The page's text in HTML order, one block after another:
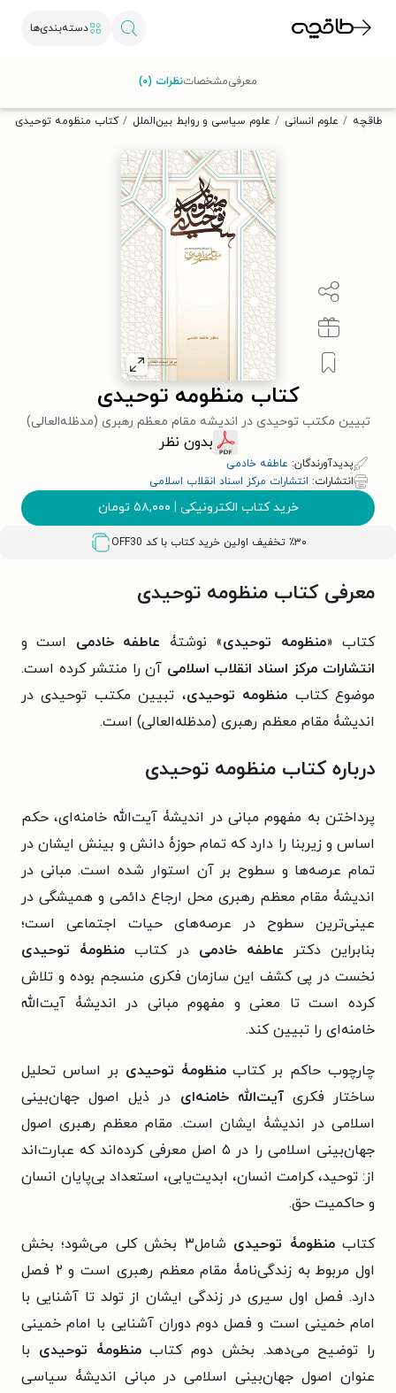
دسته‌بندی‌ها
تخفیف از طاقچه دریافت کن.
طاقچه علوم انسانی علوم سیاسی و روابط بین‌الملل کتاب منظومه توحیدی
کتاب منظومه توحیدی
تبیین مکتب توحیدی در اندیشه مقام معظم رهبری (مدظله‌العالی)
بدون نظر
پدیدآورندگان: عاطفه خادمی
انتشارات: انتشارات مرکز اسناد انقلاب اسلامی
خرید کتاب الکترونیکی | ۵۸,۰۰۰ تومان
٪۳۰ تخفیف اولین خرید کتاب با کد OFF30
معرفیمشخصاتنظرات (۰)
معرفی کتاب منظومه توحیدی
کتاب «منظومه توحیدی» نوشتۀ عاطفه خادمی است و
انتشارات مرکز اسناد انقلاب اسلامی آن را منتشر کرده است.
موضوع کتاب منظومه توحیدی، تبیین مکتب توحیدی در
اندیشۀ مقام معظم رهبری (مدظله‌العالی) است.
درباره کتاب منظومه توحیدی
پرداختن به مفهوم مبانی در اندیشۀ آیت‌الله خامنه‌ای، حکم
اساس و زیربنا را دارد که تمام حوزۀ دانش و بینش ایشان در
تمام عرصه‌ها و سطوح بر آن استوار شده است. مبانی در
اندیشۀ مقام معظم رهبری محل ارجاع دائمی و همیشگی در
عینی‌ترین سطوح در عرصه‌های حیات اجتماعی است؛
بنابراین دکتر عاطفه خادمی در کتاب منظومۀ توحیدی
نخست در پی کشف این سازمان فکری منسجم بوده و تلاش
کرده است تا معنی و مفهوم مبانی در اندیشۀ آیت‌الله
خامنه‌ای را تبیین کند.
چارچوب حاکم بر کتابمنظومۀ توحیدی بر اساس تحلیل
ساختار فکریآیت‌الله خامنه‌ای در ذیل اصول جهان‌بینی
اسلامی در اندیشۀ ایشان است. مقام معظم رهبری اصول
جهان‌بینی اسلامی را در ۵ اصل معرفی کرده‌اند که عبارت‌اند
از: توحید، کرامت انسان، ابدیت‌یابی، استعداد بی‌پایان انسان
و حاکمیت حق.
کتابمنظومۀ توحیدی
شامل۳ بخش کلی می‌شود؛ بخش
اول مربوط به زندگی‌نامۀ مقام معظم رهبری است و ۲ فصل
دارد. فصل اول سیری در زندگی ایشان از تولد تا آشنایی با
امام خمینی است و فصل دوم دوران آشنایی با امام خمینی
را توضیح می‌دهد. بخش دوم کتابمنظومۀ توحیدی با
عنوان اصول جهان‌بینی اسلامی در مبانی اندیشۀ سیاسی